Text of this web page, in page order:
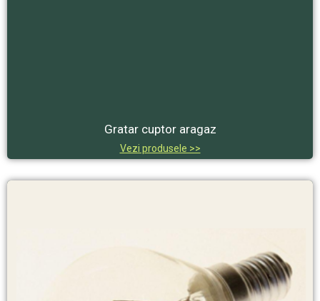
Gratar cuptor aragaz
Vezi produsele >>